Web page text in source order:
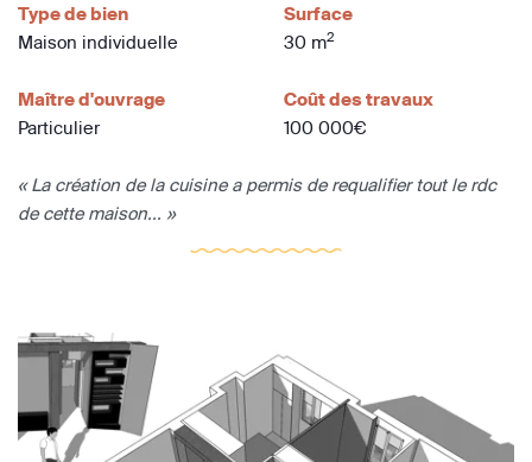
Type de bien
Maison individuelle
Surface
30 m2
Maître d'ouvrage
Particulier
Coût des travaux
100 000€
« La création de la cuisine a permis de requalifier tout le rdc
de cette maison... »